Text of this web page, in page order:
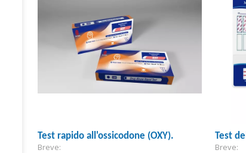
Test rapido all'ossicodone (OXY).
Breve:
Test
Breve: